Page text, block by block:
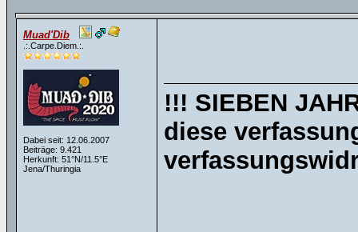
Muad'Dib
.:.Carpe.Diem.:.
Dabei seit: 12.06.2007
Beiträge: 9.421
Herkunft: 51°N/11.5°E
Jena/Thuringia
!!! SIEBEN
diese